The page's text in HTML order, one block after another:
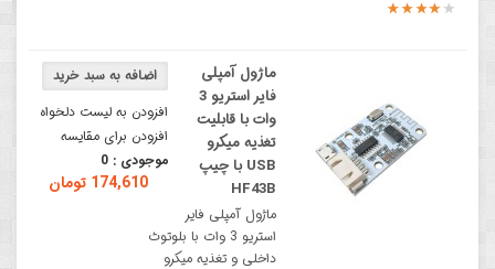
افزودن به لیست دلخواه
افزودن برای مقایسه
موجودی : 0
174,610 تومان
ماژول آمپلی
فایر استریو 3
وات با قابلیت
تغذیه میکرو
USB با چیپ
HF43B
ماژول آمپلی فایر
استریو 3 وات با بلوتوث
داخلی و تغذیه میکرو